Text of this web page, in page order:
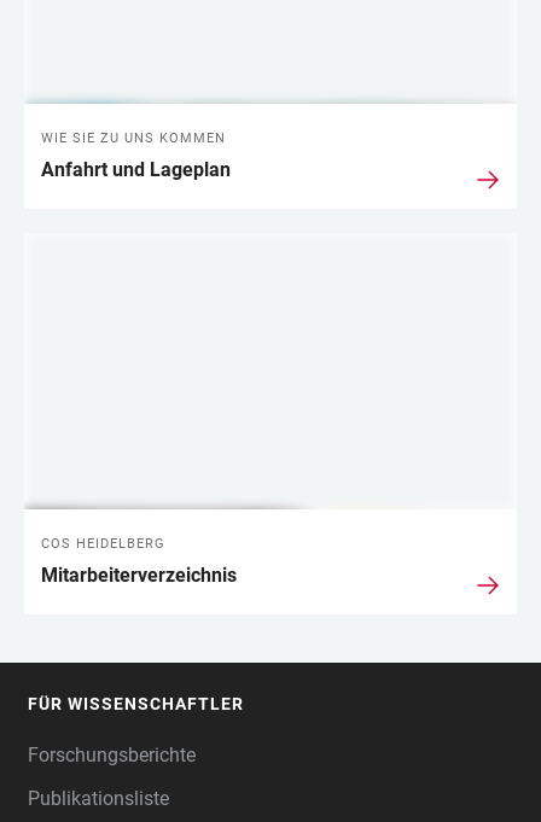
WIE SIE ZU UNS KOMMEN
Anfahrt und Lageplan
COS HEIDELBERG
Mitarbeiterverzeichnis
FÜR WISSENSCHAFTLER
Forschungsberichte
Publikationsliste